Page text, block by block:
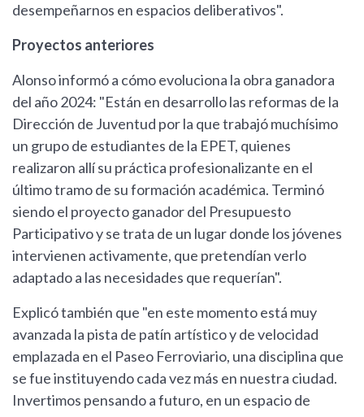
desempeñarnos en espacios deliberativos".
Proyectos anteriores
Alonso informó a cómo evoluciona la obra ganadora
del año 2024: "Están en desarrollo las reformas de la
Dirección de Juventud por la que trabajó muchísimo
un grupo de estudiantes de la EPET, quienes
realizaron allí su práctica profesionalizante en el
último tramo de su formación académica. Terminó
siendo el proyecto ganador del Presupuesto
Participativo y se trata de un lugar donde los jóvenes
intervienen activamente, que pretendían verlo
adaptado a las necesidades que requerían".
Explicó también que "en este momento está muy
avanzada la pista de patín artístico y de velocidad
emplazada en el Paseo Ferroviario, una disciplina que
se fue instituyendo cada vez más en nuestra ciudad.
Invertimos pensando a futuro, en un espacio de